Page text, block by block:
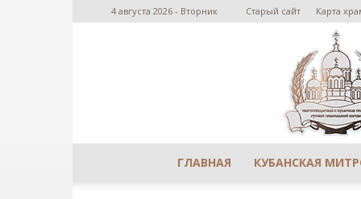
4 августа 2026 - Вторник Старый сайт Карта
ГЛАВНАЯ КУБАНСКАЯ